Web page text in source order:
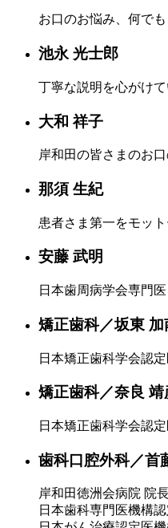
お口のお悩み、何でも
池永 光士郎
丁寧な説明を心がけて
大和 祥子
岸和田の皆さまのお
那須 生紀
患者さま第一をモッ
安藤 武明
日本歯周病学会専門医
矯正歯科／坂東 加
日本矯正歯科学会認
矯正歯科／奈良 靖
日本矯正歯科学会認
歯科口腔外科／首
岸和田徳洲会病院 院
日本歯科専門医機構